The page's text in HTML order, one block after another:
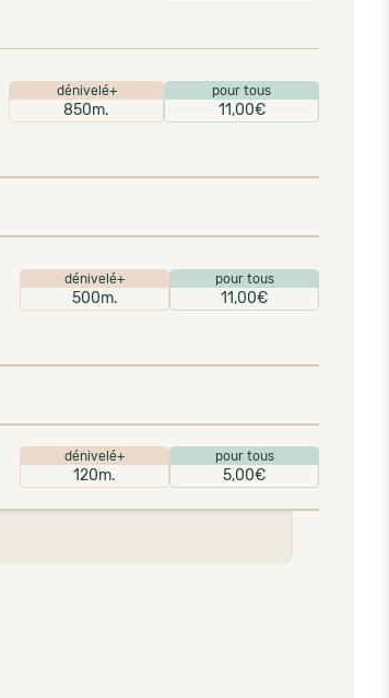
dénivelé+
850m.
pour tous
11,00€
dénivelé+
500m.
pour tous
11,00€
dénivelé+
120m.
pour tous
5,00€